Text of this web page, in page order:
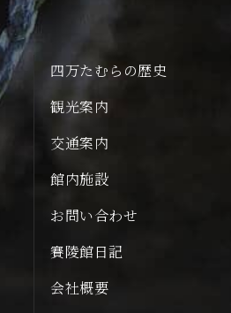
四万たむらの歴史
観光案内
交通案内
館内施設
お問い合わせ
賽陵館日記
会社概要